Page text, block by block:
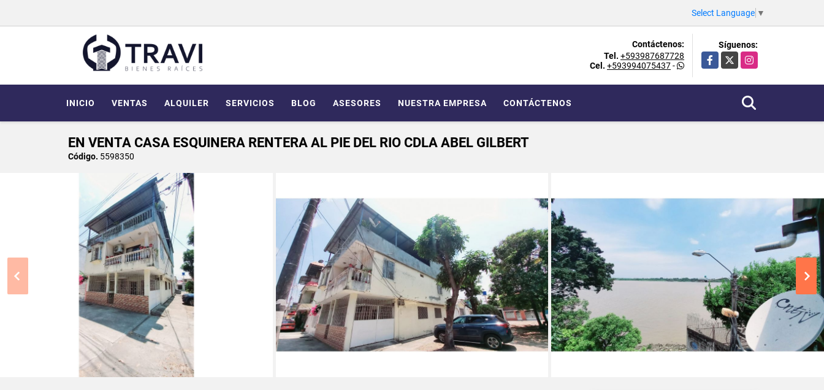
Select Language ▼
Contáctenos:
Tel. +593987687728
Cel. +593994075437-
Síguenos:
Facebook
X Instagram
INICIO VENTAS ALQUILER SERVICIOS BLOG ASESORES NUESTRA EMPRESA CONTÁCTENOS
EN VENTA CASA ESQUINERA RENTERA AL PIE DEL RIO CDLA ABEL GILBERT
Código. 5598350